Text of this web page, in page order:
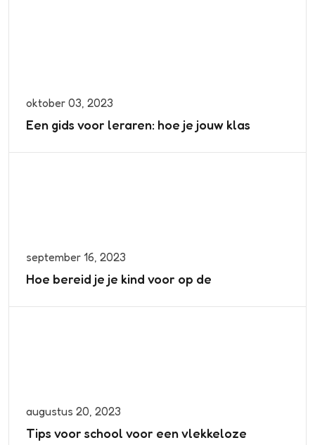
oktober 03, 2023
Een gids voor leraren: hoe je jouw klas
september 16, 2023
Hoe bereid je je kind voor op de
augustus 20, 2023
Tips voor school voor een vlekkeloze